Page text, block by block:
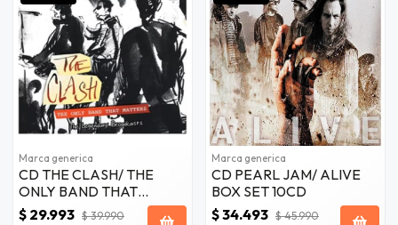
Marca generica
CD THE CLASH/ THE
ONLY BAND THAT
MATTERS 4CD
$ 29.993 $ 39.990
Marca generica
CD PEARL JAM/ ALIVE
BOX SET 10CD
$ 34.493 $ 45.990